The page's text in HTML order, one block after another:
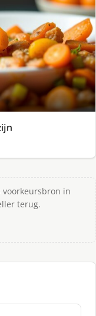
voorkeursbron in
terug.